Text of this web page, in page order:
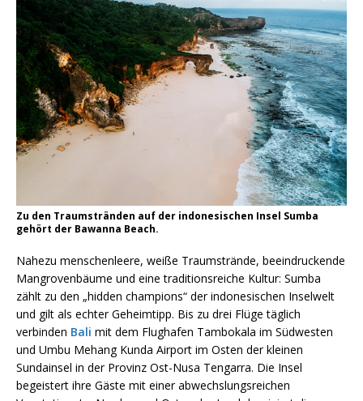
Zu den Traumstränden auf der indonesischen Insel Sumba
gehört der Bawanna Beach.
Nahezu menschenleere, weiße Traumstrände, beeindruckende
Mangrovenbäume und eine traditionsreiche Kultur: Sumba
zählt zu den „hidden champions“ der indonesischen Inselwelt
und gilt als echter Geheimtipp. Bis zu drei Flüge täglich
verbinden Bali mit dem Flughafen Tambokala im Südwesten
und Umbu Mehang Kunda Airport im Osten der kleinen
Sundainsel in der Provinz Ost-Nusa Tengarra. Die Insel
begeistert ihre Gäste mit einer abwechslungsreichen